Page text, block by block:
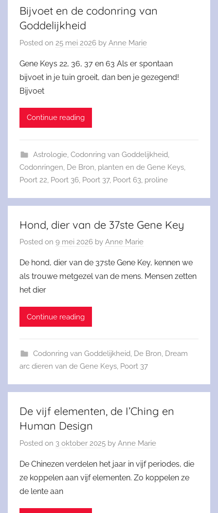
Bijvoet en de codonring van
Goddelijkheid
Posted on 25 mei 2026 by Anne Marie
Gene Keys 22, 36, 37 en 63 Als er spontaan
bijvoet in je tuin groeit, dan ben je gezegend!
Bijvoet
Continue reading
Astrologie, Codonring van Goddelijkheid,
Codonringen, De Bron, planten en de Gene Keys,
Poort 22, Poort 36, Poort 37, Poort 63, proline
Hond, dier van de 37ste Gene Key
Posted on 9 mei 2026 by Anne Marie
De hond, dier van de 37ste Gene Key, kennen we
als trouwe metgezel van de mens. Mensen zetten
het dier
Continue reading
Codonring van Goddelijkheid, De Bron, Dream
arc dieren van de Gene Keys, Poort 37
De vijf elementen, de I’Ching en
Human Design
Posted on 3 oktober 2025 by Anne Marie
De Chinezen verdelen het jaar in vijf periodes, die
ze koppelen aan vijf elementen. Zo koppelen ze
de lente aan